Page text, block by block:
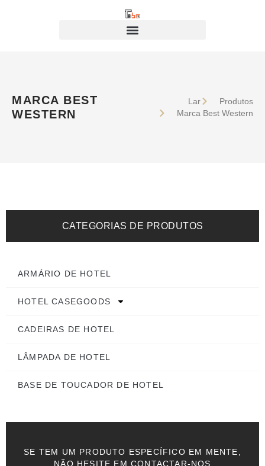
MARCA BEST
WESTERN
Lar
Produtos
Marca Best Western
CATEGORIAS DE PRODUTOS
ARMÁRIO DE HOTEL
HOTEL CASEGOODS
CADEIRAS DE HOTEL
LÂMPADA DE HOTEL
BASE DE TOUCADOR DE HOTEL
SE TEM UM PRODUTO ESPECÍFICO EM MENTE,
NÃO HESITE EM CONTACTAR-NOS